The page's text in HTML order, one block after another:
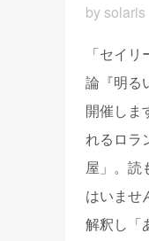
by solaris
「セイ
論『明る
開催しま
れるロラ
屋」。読
はいませ
解釈し「